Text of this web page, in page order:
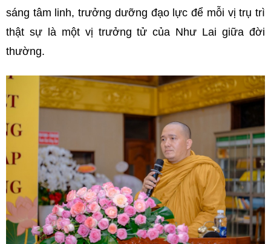
sáng tâm linh, trưởng dưỡng đạo lực để mỗi vị trụ trì
thật sự là một vị trưởng tử của Như Lai giữa đời
thường.